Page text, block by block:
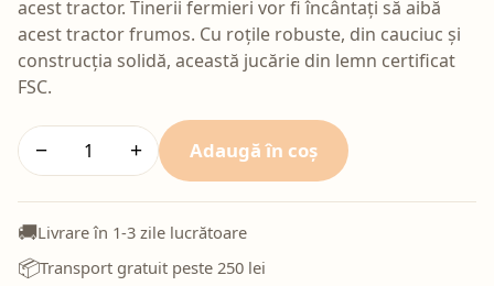
acest tractor. Tinerii fermieri vor fi încântați să aibă
acest tractor frumos. Cu roțile robuste, din cauciuc și
construcția solidă, această jucărie din lemn certificat
FSC.
− + Adaugă în coș
🚚Livrare în 1-3 zile lucrătoare
📦Transport gratuit peste 250 lei